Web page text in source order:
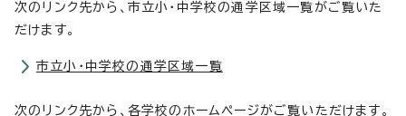
次のリンク先から、市立小・中学校の通学区域一覧がご覧いた
だけます。
市立小・中学校の通学区域一覧
次のリンク先から、各学校のホームページがご覧いただけます。